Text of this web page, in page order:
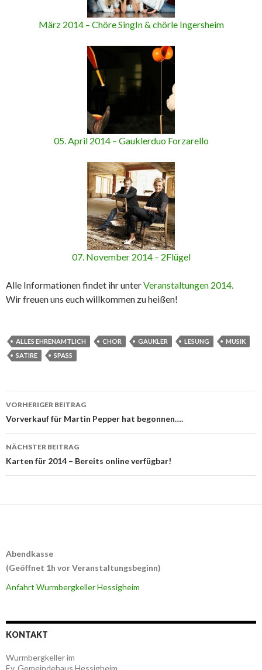
März 2014 – Chöre SingIn & chörle Ingersheim
05. April 2014 – Gauklerduo Forzarello
07. November 2014 – 2Flügel
Alle Informationen findet ihr unterVeranstaltungen 2014.
Wir freuen uns euch willkommen zu heißen!
ALLES EHRENAMTLICH CHOR GAUKLER LESUNG
MUSIK
SATIRE
SPASS
Beitrags-
Navigation
VORHERIGER BEITRAG
Vorverkauf für Martin Pepper hat begonnen….
NÄCHSTER BEITRAG
Karten für 2014 – Bereits online verfügbar!
Abendkasse
(Geöffnet 1h vor Veranstaltungsbeginn)
Anfahrt Wurmbergkeller Hessigheim
KONTAKT
Wurmbergkeller im
Ev. Gemeindehaus Hessigheim